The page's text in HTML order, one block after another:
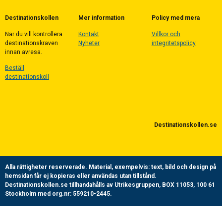
Destinationskollen
När du vill kontrollera
destinationskraven
innan avresa.
Beställ
destinationskoll
Mer information
Kontakt
Nyheter
Policy med mera
Villkor och
integritetspolicy
Destinationskollen.se
Alla rättigheter reserverade. Material, exempelvis: text, bild och design på
hemsidan får ej kopieras eller användas utan tillstånd.
Destinationskollen.se tillhandahålls av Utrikesgruppen, BOX 11053, 100 61
Stockholm med org.nr: 559210-2445.